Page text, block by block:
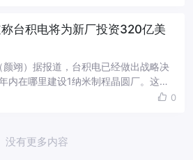
台积电将为新厂投资320亿美
翊）据报道，台积电已经做出战略决
在哪里建设1纳米制程晶圆厂。这些
昂。报道称，台积电的1纳米级生产节点
0
没有更多内容